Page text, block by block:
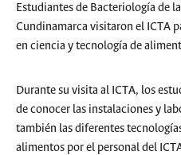
Estudiantes de Bacteriología de
Cundinamarca visitaron el ICTA
en ciencia y tecnología de
Durante su visita al ICTA, los
de conocer las instalaciones y
también las diferentes
alimentos por el personal del